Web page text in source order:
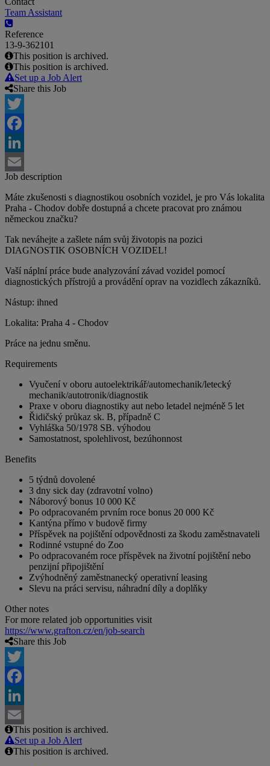
Team Assistant
Reference
13-9-362101
This position is archived.
This position is archived.
Set up a Job Alert
Share this Job
Twitter
Facebook
LinkedIn
Email
Job description
Máte zkušenosti s diagnostikou osobních vozidel, je pro Vás lokalita
Praha - Chodov dobře dostupná a chcete pracovat pro známou
německou značku?
Tak neváhejte a zašlete nám svůj životopis na pozici
DIAGNOSTIK OSOBNÍCH VOZIDEL!
Vaší náplní práce bude analyzování závad vozidel pomocí
diagnostických přístrojů a provádění oprav na vozidlech zákazníků.
Nástup: ihned
Lokalita: Praha 4 - Chodov
Práce na jednu směnu.
Requirements
Vyučení v oboru autoelektrikář/automechanik/letecký
mechanik/autotronik/diagnostik
Praxe v oboru diagnostiky aut nebo letadel nejméně 5 let
Řidičský průkaz sk. B, případně C
Vyhláška 50/1978 SB. výhodou
Samostatnost, spolehlivost, bezúhonnost
Benefits
5 týdnů dovolené
3 dny sick day (zdravotní volno)
Náborový bonus 10 000 Kč
Po odpracovaném prvním roce bonus 20 000 Kč
Kantýna přímo v budově firmy
Příspěvek na pojištění odpovědnosti za škodu zaměstnavateli
Rodinné vstupné do Zoo
Po odpracovaném roce příspěvek na životní pojištění nebo
penzijní připojištění
Zvýhodněný zaměstnanecký operativní leasing
Slevu na práci servisu, náhradní díly a doplňky
Other notes
For more related job opportunities visit
https://www.grafton.cz/en/job-search
Share this Job
Twitter
Facebook
LinkedIn
Email
This position is archived.
Set up a Job Alert
This position is archived.